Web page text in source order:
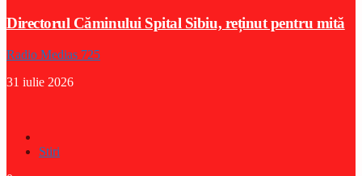
Directorul Căminului Spital Sibiu, reținut pentru mită
Radio Medias 725
31 iulie 2026
Stiri